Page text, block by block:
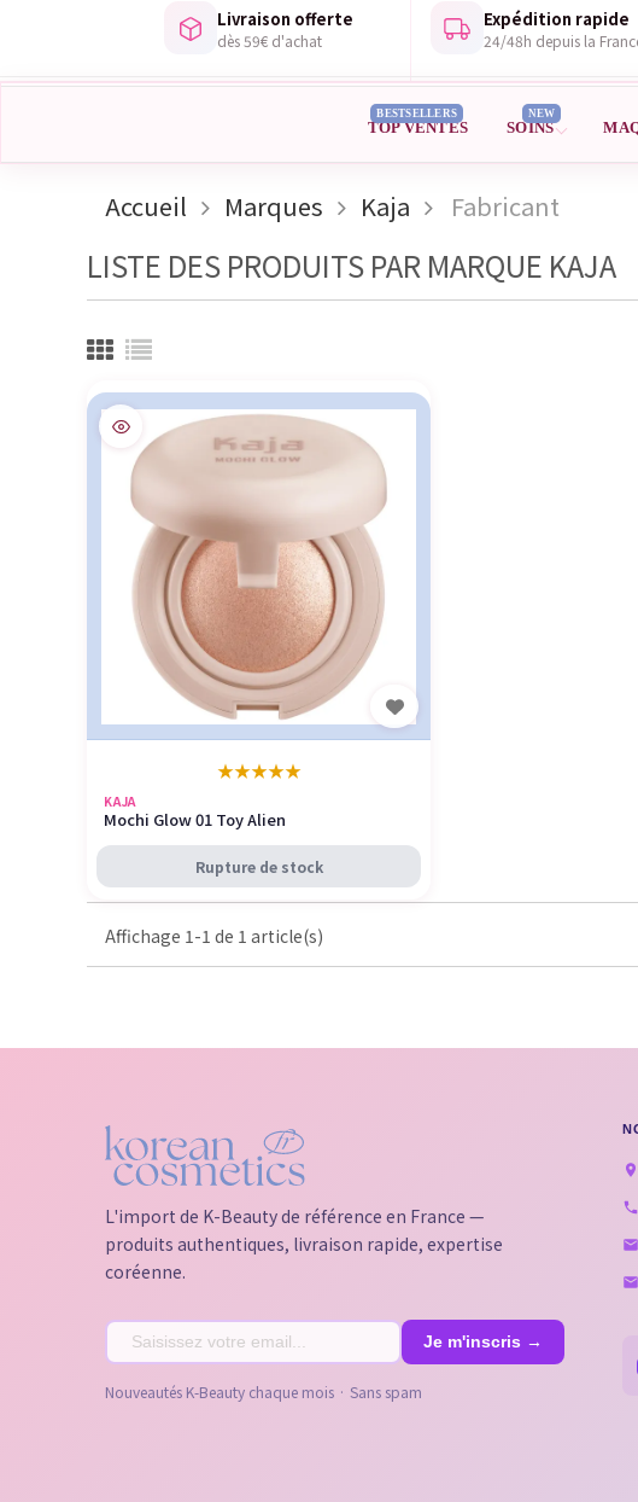
Livraison offerte
dès 59€ d'achat
Expédition rapide
24/48h depuis la
TOP VENTES
BESTSELLERS
SOINS
NEW
Accueil Marques Kaja Fabricant
LISTE DES PRODUITS PAR MARQUE KAJA
★★★★★
KAJA
Mochi Glow 01 Toy Alien
Rupture de stock
Affichage 1-1 de 1 article(s)
L'import de K-Beauty de référence en France —
produits authentiques, livraison rapide, expertise
coréenne.
Nouveautés K-Beauty chaque mois · Sans spam